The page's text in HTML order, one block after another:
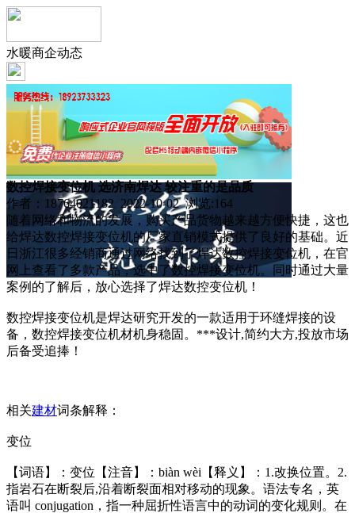
水暖商企动态
数控焊接变位机 选济南焊达 较注重的是品质
作者：18764021182 2022-10-02 浏览:164
随着网络和物流的发展，购买产品货物越来越方便快捷，这也
给焊达数控焊接变位机的厂家直销模式提供了良好的基础。近
日浙江很多经销商通过网络找到了焊达数控焊接变位机，在官
网上查看了多款产品，选中了数控焊接变位机。同时通过大量
案例的了解后，放心选择了焊达数控变位机！
数控焊接变位机是焊达研究开发的一款适用于环缝焊接的设
备，数控焊接变位机材机身稳固。***设计,简约大方,投放市场
后备受追捧！
相关建材词条解释：
变位
【词语】：变位【注音】：biàn wèi【释义】：1.改换位置。2.
指岩石在断裂后,沿着断裂面相对移动的现象。语法专名，英
语叫 conjugation，指一种屈折性语言中的动词的变化规则。在